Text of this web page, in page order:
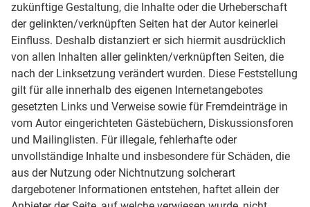
zukünftige Gestaltung, die Inhalte oder die Urheberschaft
der gelinkten/verknüpften Seiten hat der Autor keinerlei
Einfluss. Deshalb distanziert er sich hiermit ausdrücklich
von allen Inhalten aller gelinkten/verknüpften Seiten, die
nach der Linksetzung verändert wurden. Diese Feststellung
gilt für alle innerhalb des eigenen Internetangebotes
gesetzten Links und Verweise sowie für Fremdeinträge in
vom Autor eingerichteten Gästebüchern, Diskussionsforen
und Mailinglisten. Für illegale, fehlerhafte oder
unvollständige Inhalte und insbesondere für Schäden, die
aus der Nutzung oder Nichtnutzung solcherart
dargebotener Informationen entstehen, haftet allein der